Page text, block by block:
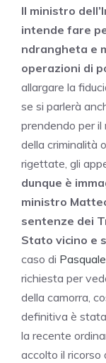
Il ministro
intende fare
ndrangheta e
operazioni di
allargare la
se si parlerà
prendendo per
della criminalità
rigettate, gli
dunque è
ministro
sentenze dei
Stato vicino e
caso di
richiesta per
della camorra,
definitiva è
la recente
accolto il ricorso